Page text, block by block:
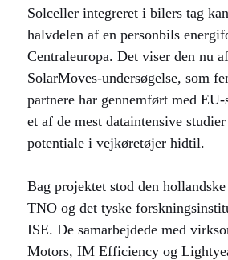
Solceller integreret i bilers tag
halvdelen af en personbils
Centraleuropa. Det viser den nu
SolarMoves-undersøgelse, som
partnere har gennemført med
et af de mest dataintensive
potentiale i vejkøretøjer hidtil.
Bag projektet stod den
TNO og det tyske
ISE. De samarbejdede med
Motors, IM Efficiency og